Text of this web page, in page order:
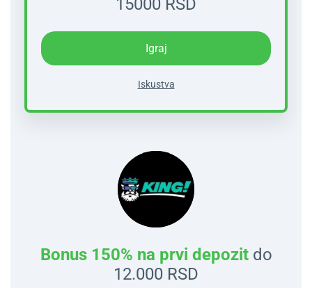
Bonus 150% na prvi depozitdo
12.000 RSD
15000 RSD
Igraj
Iskustva